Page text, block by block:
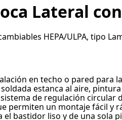
Lateral
HEPA/ULPA, tipo
en techo o pared para
estanca al aire,
de regulación circular
permiten un montaje fácil y
el bastidor liso y de una sola